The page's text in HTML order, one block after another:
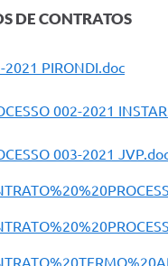
DE CONTRATOS
PIRONDI.doc
002-2021
003-2021